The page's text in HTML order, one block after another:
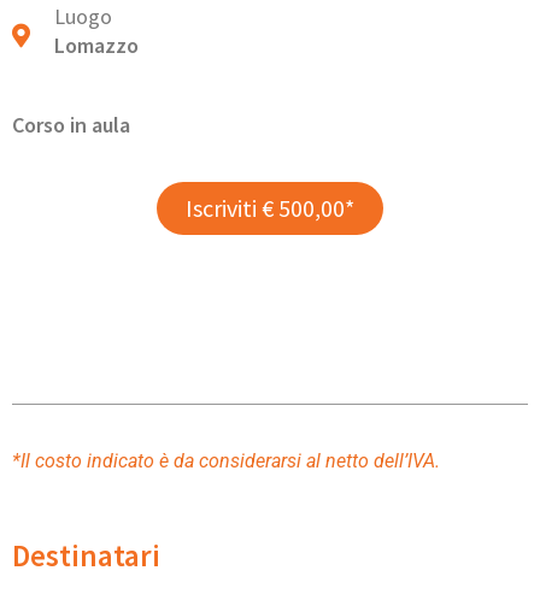
Luogo
Lomazzo
Corso in aula
Iscriviti € 500,00*
*Il costo indicato è da considerarsi al netto dell’IVA.
Destinatari